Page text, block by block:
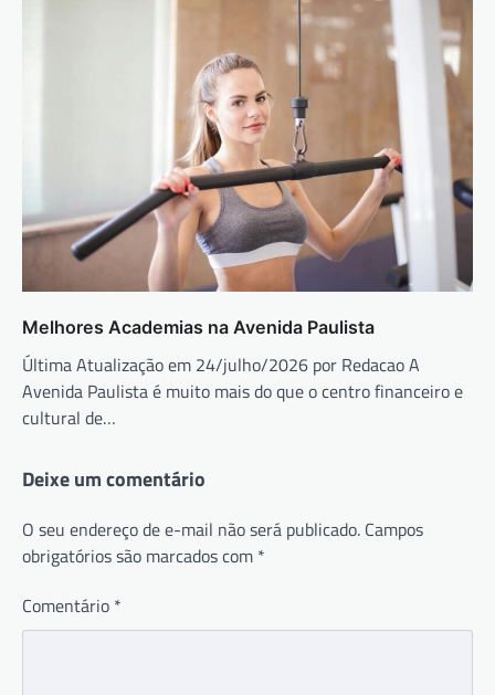
Melhores Academias na Avenida Paulista
Última Atualização em 24/julho/2026 por Redacao A
Avenida Paulista é muito mais do que o centro financeiro e
cultural de…
Deixe um comentário
O seu endereço de e-mail não será publicado. Campos
obrigatórios são marcados com *
Comentário *